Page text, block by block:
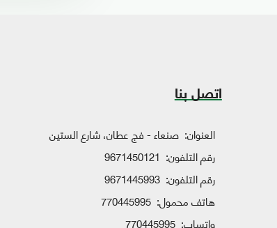
اتصل بنا
العنوان: صنعاء - فج عطان، شارع الستين
رقم التلفون: 9671450121
رقم التلفون: 9671445993
هاتف محمول: 770445995
واتساب: 770445995